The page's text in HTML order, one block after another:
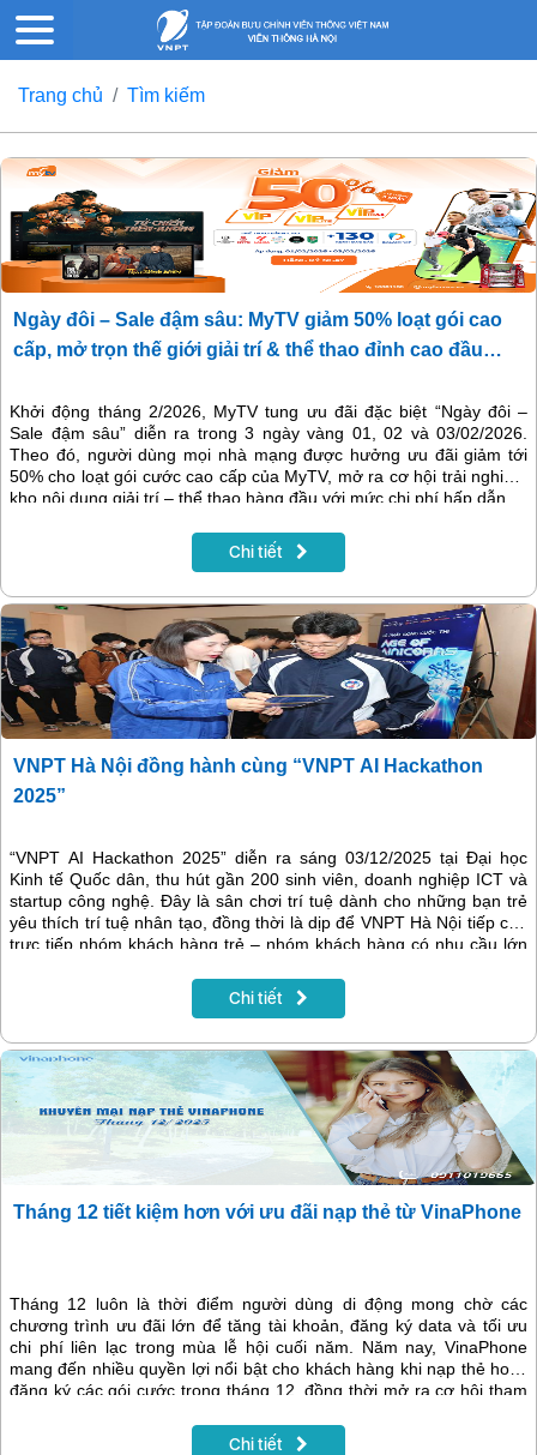
Trang chủ Tìm kiếm
Ngày đôi – Sale đậm sâu: MyTV giảm 50% loạt gói cao
cấp, mở trọn thế giới giải trí & thể thao đỉnh cao đầu
Khởi động tháng 2/2026, MyTV tung ưu đãi đặc biệt “Ngày đôi –
Sale đậm sâu” diễn ra trong 3 ngày vàng 01, 02 và 03/02/2026.
Theo đó, người dùng mọi nhà mạng được hưởng ưu đãi giảm tới
50% cho loạt gói cước cao cấp của MyTV, mở ra cơ hội trải nghiệm
kho nội dung giải trí – thể thao hàng đầu với mức chi phí hấp dẫn.
Chi tiết
VNPT Hà Nội đồng hành cùng “VNPT AI Hackathon
2025”
“VNPT AI Hackathon 2025” diễn ra sáng 03/12/2025 tại Đại học
Kinh tế Quốc dân, thu hút gần 200 sinh viên, doanh nghiệp ICT và
startup công nghệ. Đây là sân chơi trí tuệ dành cho những bạn trẻ
yêu thích trí tuệ nhân tạo, đồng thời là dịp để VNPT Hà Nội tiếp cận
trực tiếp nhóm khách hàng trẻ – nhóm khách hàng có nhu cầu lớn
Chi tiết
Tháng 12 tiết kiệm hơn với ưu đãi nạp thẻ từ VinaPhone
Tháng 12 luôn là thời điểm người dùng di động mong chờ các
chương trình ưu đãi lớn để tăng tài khoản, đăng ký data và tối ưu
chi phí liên lạc trong mùa lễ hội cuối năm. Năm nay, VinaPhone
mang đến nhiều quyền lợi nổi bật cho khách hàng khi nạp thẻ hoặc
đăng ký các gói cước trong tháng 12, đồng thời mở ra cơ hội tham
hàng loạt giải thưởng giá trị.
Chi tiết